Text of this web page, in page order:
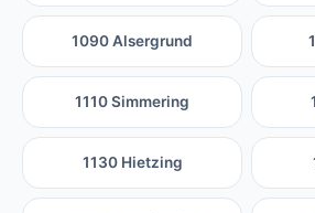
1090 Alsergrund
1110 Simmering
1130 Hietzing